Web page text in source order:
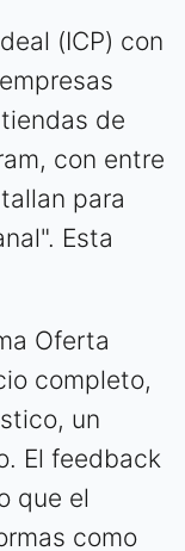
(ICP) con
de
con entre
para
Esta
Oferta
completo,
un
El feedback
que el
como